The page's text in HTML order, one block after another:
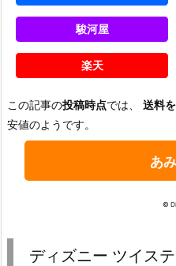
駿河屋
楽天
この記事の投稿時点では、 送料
安値のようです。
あ
©
ディズニー ツイス